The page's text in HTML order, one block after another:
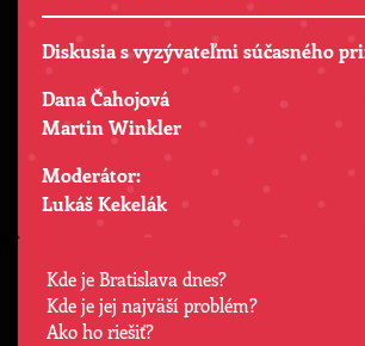
Diskusia s vyzývateľmi súčasného
Dana Čahojová
Martin Winkler
Moderátor:
Lukáš Kekelák
Kde je Bratislava dnes?
Kde je jej najväší problém?
Ako ho riešiť?